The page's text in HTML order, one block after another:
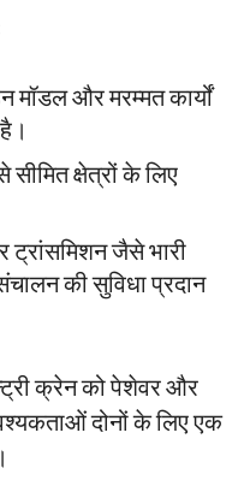
मॉडल और मरम्मत कार्यों
क्षेत्रों के लिए
जैसे भारी
की सुविधा प्रदान
क्रेन को पेशेवर और
दोनों के लिए एक